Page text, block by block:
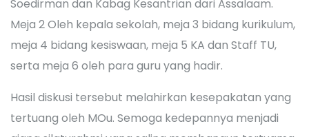
Soedirman dan Kabag Kesantrian dari Assalaam.
Meja 2 Oleh kepala sekolah, meja 3 bidang kurikulum,
meja 4 bidang kesiswaan, meja 5 KA dan Staff TU,
serta meja 6 oleh para guru yang hadir.
Hasil diskusi tersebut melahirkan kesepakatan yang
tertuang oleh MOu. Semoga kedepannya menjadi